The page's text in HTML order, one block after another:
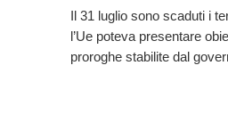
Il 31 luglio sono scaduti i
l’Ue poteva presentare
proroghe stabilite dal